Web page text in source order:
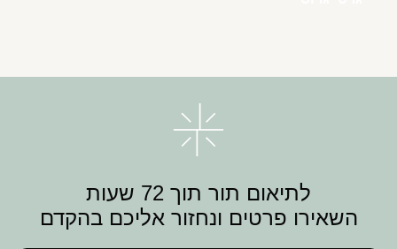
לתיאום תור תוך 72 שעות
השאירו פרטים ונחזור אליכם בהקדם